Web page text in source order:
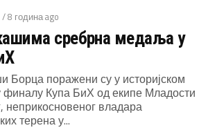
/ 8 година ago
сребрна медаља у
Борца поражени су у историјском
финалу Купа БиХ од екипе Младости
неприкосновеног владара
терена у...